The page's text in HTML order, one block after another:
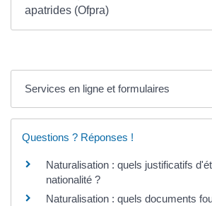
apatrides (Ofpra)
Services en ligne et formulaires
Questions ? Réponses !
Naturalisation : quels justificatifs
nationalité ?
Naturalisation : quels documents